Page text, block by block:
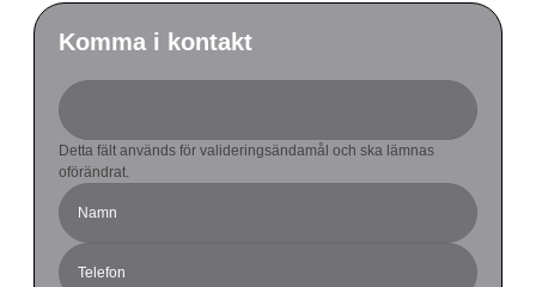
Komma i kontakt
Detta fält används för valideringsändamål och ska lämnas
oförändrat.